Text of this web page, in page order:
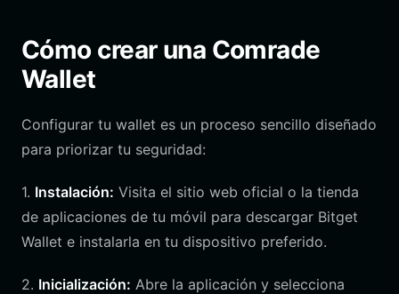
Cómo crear una Comrade
Wallet
Configurar tu wallet es un proceso sencillo diseñado
para priorizar tu seguridad:
1. Instalación: Visita el sitio web oficial o la tienda
de aplicaciones de tu móvil para descargar Bitget
Wallet e instalarla en tu dispositivo preferido.
2. Inicialización: Abre la aplicación y selecciona